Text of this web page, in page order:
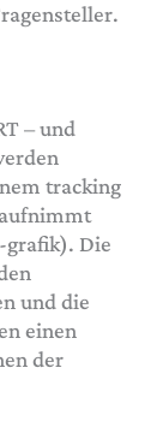
– und
tracking
grafik). Die
und die
einen
der